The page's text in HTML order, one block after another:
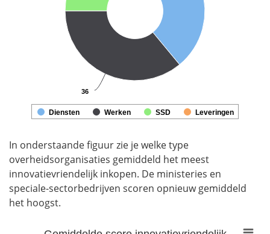
36
36
Diensten Werken SSD Leveringen
In onderstaande figuur zie je welke type
overheidsorganisaties gemiddeld het meest
innovatievriendelijk inkopen. De ministeries en
speciale-sectorbedrijven scoren opnieuw gemiddeld
het hoogst.